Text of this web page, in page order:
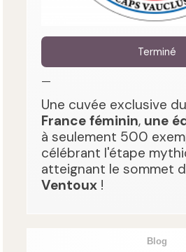
Terminé
—
Une cuvée exclusive du
France féminin, une
à seulement 500
célébrant l'étape
atteignant le sommet
Ventoux !
Blog